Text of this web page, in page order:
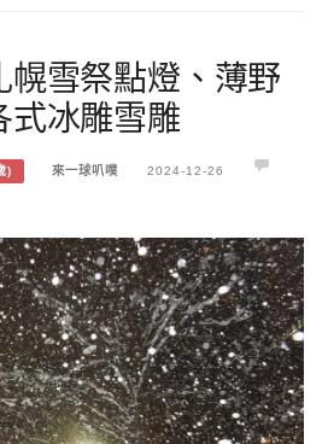
幌雪祭點燈、薄野
式冰雕雪雕
) 來一球叭噗 2024-12-26